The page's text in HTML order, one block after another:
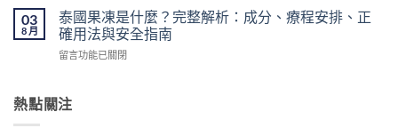
錢、
醫
生
紙
與
安
港
怎
麼
買？〉
藥
推
薦
｜
男
利
勁
原
理
解
03
8 月
泰國果凍是什麼？完整解析：成分、療程安排、正
確用法與安全指南
在
果
凍
留言功能已關閉
熱點關注